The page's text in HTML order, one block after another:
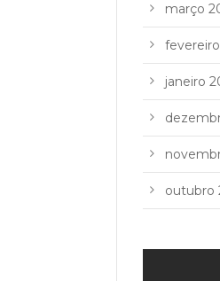
março
janeiro
outubro